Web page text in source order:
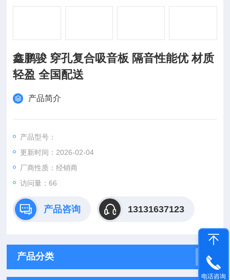
鑫鹏骏 穿孔复合吸音板 隔音性能优 材质
轻盈 全国配送
产品简介
产品型号：
更新时间：2026-02-04
厂商性质：经销商
访问量：66
产品咨询 13131637123
产品分类
电话咨询